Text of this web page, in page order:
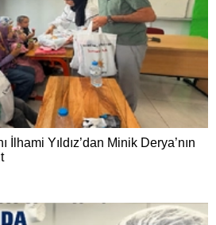
İlhami Yıldız’dan Minik Derya’nın